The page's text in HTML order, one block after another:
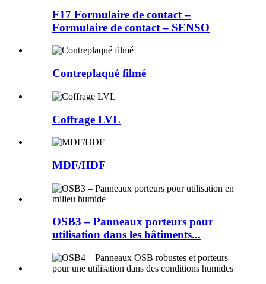
F17 Formulaire de contact –
Formulaire de contact – SENSO
Contreplaqué filmé
Coffrage LVL
MDF/HDF
OSB3 – Panneaux porteurs pour
utilisation dans les bâtiments...